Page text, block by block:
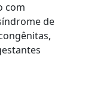
com
de